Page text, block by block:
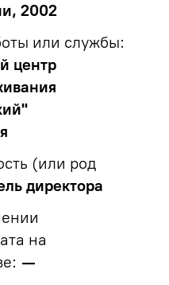
2002
или службы:
центр
(или род
директора
на
—